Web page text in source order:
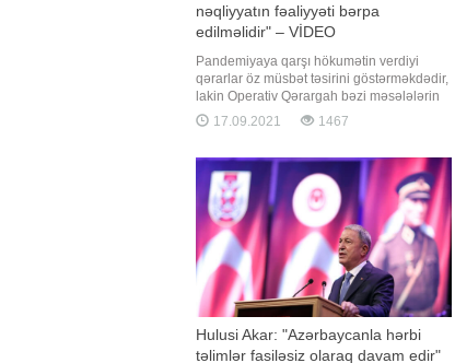
nəqliyyatın fəaliyyəti bərpa
edilməlidir" – VİDEO
Pandemiyaya qarşı hökumətin verdiyi
qərarlar öz müsbət təsirini göstərməkdədir,
lakin Operativ Qərargah bəzi məsələlərin
həlli yönündə təcili tədbirlər görməlidir.
Bunu millət vəkili Fazil Mustafa deyib.
vacib məsələ həftəsonları ictimai
nəqliyyatın fəaliyyətini
17.09.2021 1467
Hulusi Akar: "Azərbaycanla hərbi
təlimlər fasiləsiz olaraq davam edir"